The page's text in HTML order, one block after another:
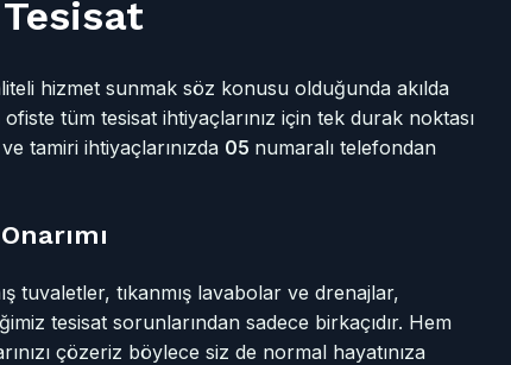
hizmet sunmak söz konusu olduğunda akılda
tüm tesisat ihtiyaçlarınız için tek durak noktası
tamiri ihtiyaçlarınızda 05 numaralı telefondan
tuvaletler, tıkanmış lavabolar ve drenajlar,
tesisat sorunlarından sadece birkaçıdır. Hem
çözeriz böylece siz de normal hayatınıza